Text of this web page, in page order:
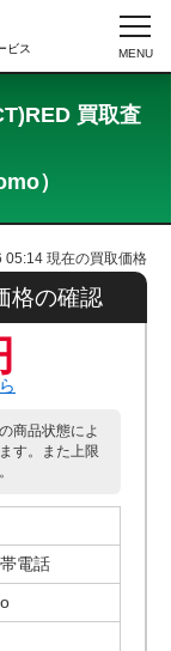
ビス
買取査
）
05:14 現在の買取価格
格の確認
商品状態によ
す。また上限
電話